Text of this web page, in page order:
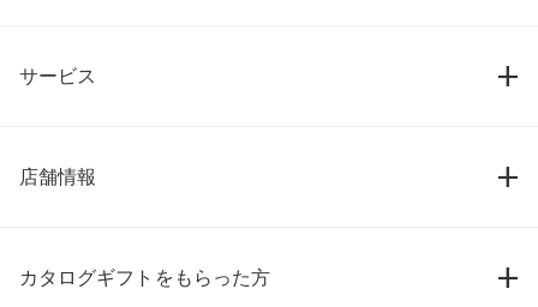
サービス
店舗情報
カタログギフトをもらった方